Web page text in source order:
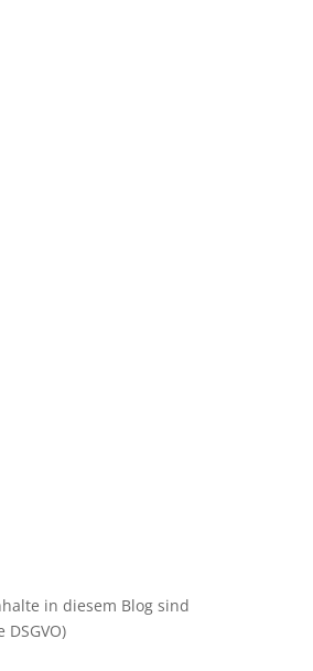
in diesem Blog sind
DSGVO)